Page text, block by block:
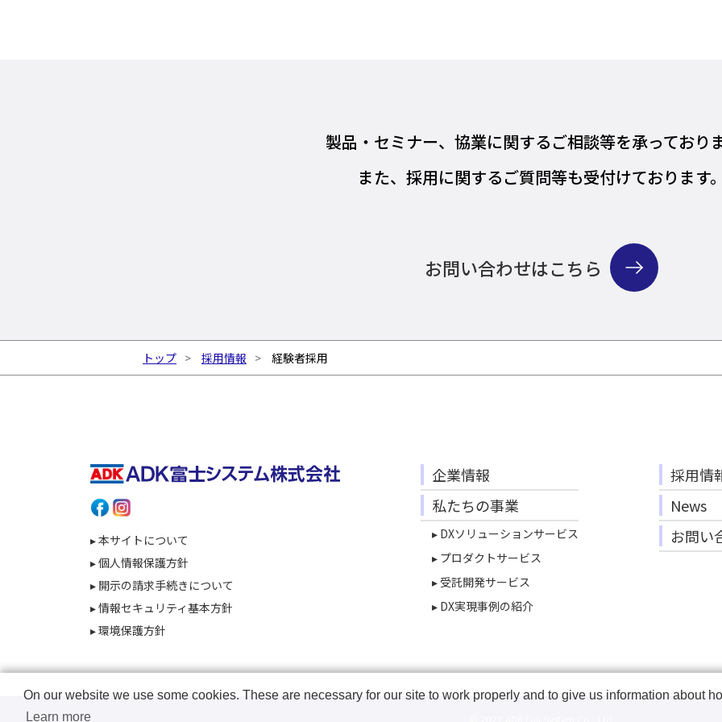
製品・セミナー、協業に関するご相談等を承っており
また、採用に関するご質問等も受付けております。
お問い合わせはこちら
トップ 採用情報 経験者採用
▸ 本サイトについて
▸ 個人情報保護方針
▸ 開示の請求手続きについて
▸ 情報セキュリティ基本方針
▸ 環境保護方針
企業情報
私たちの事業
▸ DXソリューションサービス
▸ プロダクトサービス
▸ 受託開発サービス
▸ DX実現事例の紹介
採用情
News
お問い
On our website we use some cookies. These are necessary for our site to work properly and to give us information about
Learn more